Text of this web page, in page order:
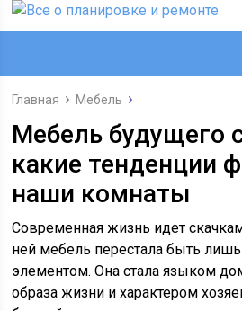
Главная Мебель
Мебель будущего
какие тенденции
наши комнаты
Современная жизнь идет
ней мебель перестала быть
элементом. Она стала языком
образа жизни и характером